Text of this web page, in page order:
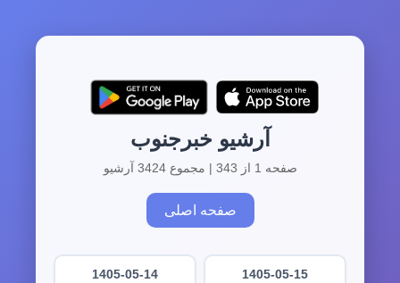
آرشیو خبرجنوب
صفحه 1 از 343 | مجموع 3424 آرشیو
صفحه اصلی
1405-05-15
1405-05-14